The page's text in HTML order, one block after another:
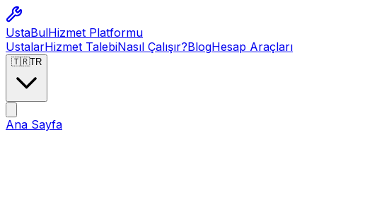
UstaBulHizmet Platformu
UstalarHizmet TalebiNasıl Çalışır?BlogHesap Araçları
🇹🇷TR
Ana Sayfa